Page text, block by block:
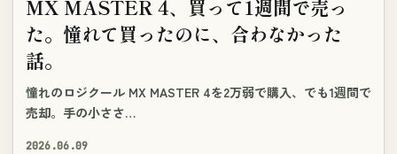
MX MASTER 4、買って1週間で売っ
た。憧れて買ったのに、合わなかった
話。
憧れのロジクール MX MASTER 4を2万弱で購入、でも1週間で
売却。手の小ささ…
2026.06.09